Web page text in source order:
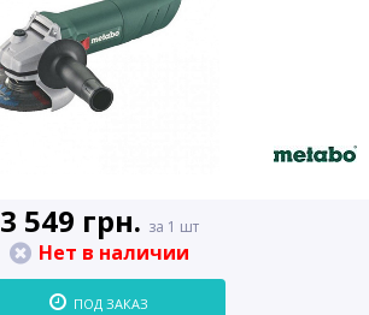
3 549 грн. за 1 шт
Нет в наличии
ПОД ЗАКАЗ